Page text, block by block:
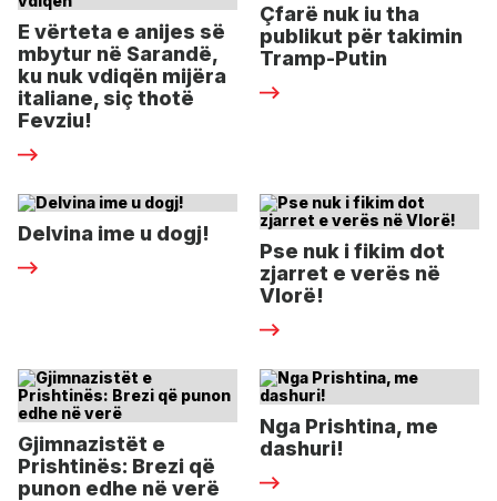
E vërteta e anijes së
mbytur në Sarandë,
ku nuk vdiqën mijëra
italiane, siç thotë
Fevziu!
Çfarë nuk iu tha
publikut për takimin
Tramp-Putin
Delvina ime u dogj!
Pse nuk i fikim dot
zjarret e verës në
Vlorë!
Gjimnazistët e
Prishtinës: Brezi që
punon edhe në verë
Nga Prishtina, me
dashuri!